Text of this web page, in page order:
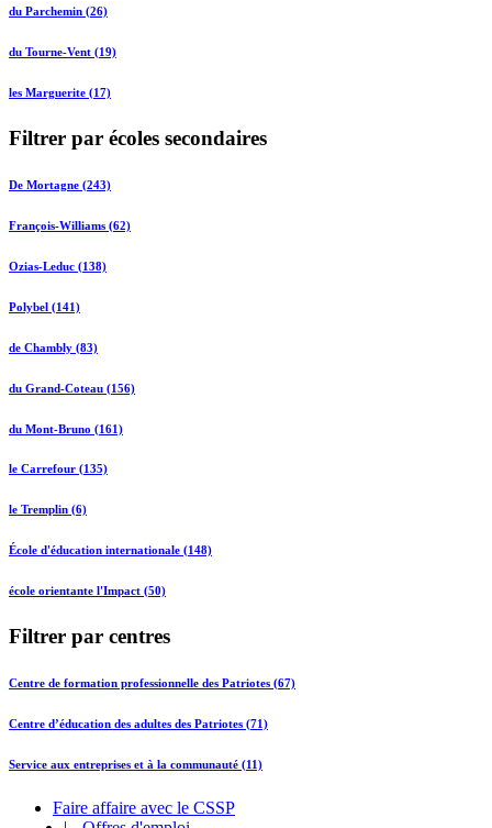
du Parchemin (26)
du Tourne-Vent (19)
les Marguerite (17)
Filtrer par écoles secondaires
De Mortagne (243)
François-Williams (62)
Ozias-Leduc (138)
Polybel (141)
de Chambly (83)
du Grand-Coteau (156)
du Mont-Bruno (161)
le Carrefour (135)
le Tremplin (6)
École d'éducation internationale (148)
école orientante l'Impact (50)
Filtrer par centres
Centre de formation professionnelle des Patriotes (67)
Centre d’éducation des adultes des Patriotes (71)
Service aux entreprises et à la communauté (11)
Faire affaire avec le CSSP